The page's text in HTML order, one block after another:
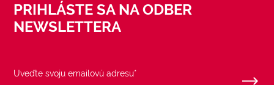
PRIHLÁSTE SA NA ODBER
NEWSLETTERA